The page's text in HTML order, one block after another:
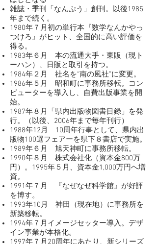
雑誌・季刊「なんぷう」創刊。以後1985
年まで続く。
1980年７月初の単行本『数学なんかやっ
つけろ』がヒット、全国的に高い評価を
得る。
1983年６月 本の流通大手・東販（現ト
ーハン）、日販と取引を持つ。
1984年２月 社名を“南の風社”に変更。
1986年５月 昭和町に事務所移転。コン
ピューターを導入し、自費出版事業を開
始。
1987年８月「県内出版物図書目録」を発
行。（以後、2006年まで毎年刊行）
1988年12月 10周年行事として、県内出
版物100選フェアーを県下８書店で実施。
1989年６月 旭天神町に事務所移転。
1990年８月 株式会社化（資本金800万
円）。1995年５月、資本金1,000万円へ増
資。
1991年７月 『なぜなぜ科学館』が好評
を博す。
1993年10月 神田（現在地）に事務所を
新築移転。
1994年７月イメージセッター導入。デザ
イン事業が本格化。
1997年７月20周年にあたり、新シリーズ